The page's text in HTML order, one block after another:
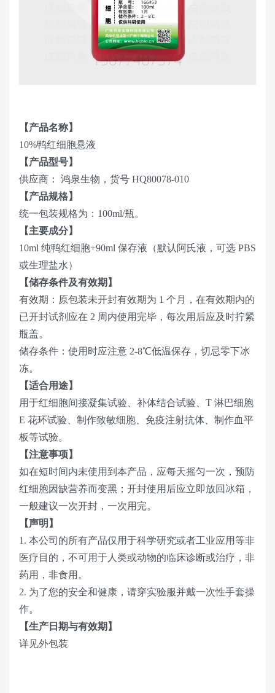
【产品名称】
10%鸭红细胞悬液
【产品型号】
供应商： 鸿泉生物，货号 HQ80078-010
【产品规格】
统一包装规格为：100ml/瓶。
【主要成分】
10ml 纯鸭红细胞+90ml 保存液（默认阿氏液，可选 PBS
或生理盐水）
【储存条件及有效期】
有效期：原包装未开封有效期为 1 个月，在有效期内的
已开封试剂应在 2 周内使用完毕，每次用后应及时拧紧
瓶盖。
储存条件：使用时应注意 2-8℃低温保存，切忌零下冰
冻。
【适合用途】
用于红细胞间接凝集试验、补体结合试验、T 淋巴细胞
E 花环试验、制作致敏细胞、免疫注射抗体、制作血平
板等试验。
【注意事项】
如在短时间内未使用到本产品，应每天摇匀一次，预防
红细胞因缺营养而变黑；开封使用后应立即放回冰箱，
一般建议一次开封，一次用完。
【声明】
1. 本公司的所有产品仅用于科学研究或者工业应用等非
医疗目的，不可用于人类或动物的临床诊断或治疗，非
药用，非食用。
2. 为了您的安全和健康，请穿实验服并戴一次性手套操
作。
【生产日期与有效期】
详见外包装